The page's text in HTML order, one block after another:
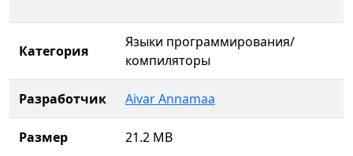
Категория
Языки программирования/
компиляторы
Разработчик Aivar Annamaa
Размер 21.2 MB